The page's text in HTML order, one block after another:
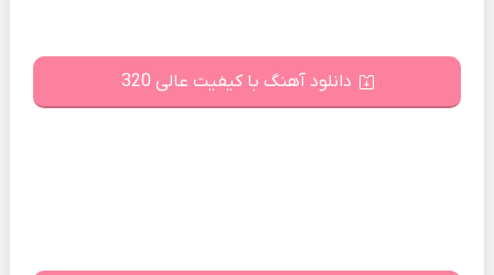
دانلود آهنگ با کیفیت عالی 320